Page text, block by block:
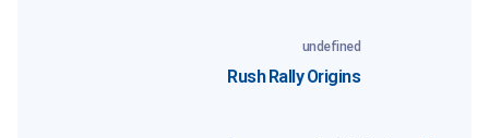
undefined
Rush Rally Origins